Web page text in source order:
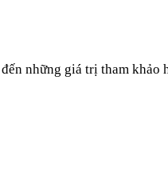
những giá trị tham khảo